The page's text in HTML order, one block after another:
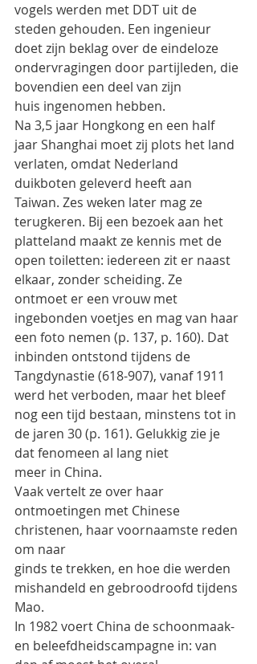
vogels werden met DDT uit de
steden gehouden. Een ingenieur
doet zijn beklag over de eindeloze
ondervragingen door partijleden, die
bovendien een deel van zijn
huis ingenomen hebben.
Na 3,5 jaar Hongkong en een half
jaar Shanghai moet zij plots het land
verlaten, omdat Nederland
duikboten geleverd heeft aan
Taiwan. Zes weken later mag ze
terugkeren. Bij een bezoek aan het
platteland maakt ze kennis met de
open toiletten: iedereen zit er naast
elkaar, zonder scheiding. Ze
ontmoet er een vrouw met
ingebonden voetjes en mag van haar
een foto nemen (p. 137, p. 160). Dat
inbinden ontstond tijdens de
Tangdynastie (618-907), vanaf 1911
werd het verboden, maar het bleef
nog een tijd bestaan, minstens tot in
de jaren 30 (p. 161). Gelukkig zie je
dat fenomeen al lang niet
meer in China.
Vaak vertelt ze over haar
ontmoetingen met Chinese
christenen, haar voornaamste reden
om naar
ginds te trekken, en hoe die werden
mishandeld en gebroodroofd tijdens
Mao.
In 1982 voert China de schoonmaak-
en beleefdheidscampagne in: van